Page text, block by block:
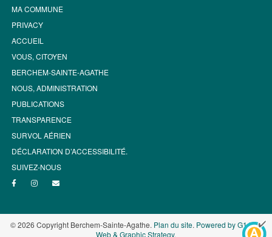
MA COMMUNE
PRIVACY
ACCUEIL
VOUS, CITOYEN
BERCHEM-SAINTE-AGATHE
NOUS, ADMINISTRATION
PUBLICATIONS
TRANSPARENCE
SURVOL AÉRIEN
DÉCLARATION D’ACCESSIBILITÉ.
SUIVEZ-NOUS
© 2026 Copyright Berchem-Sainte-Agathe. Plan du site. Powered by G1.be -
Web & Graphic Strategy.